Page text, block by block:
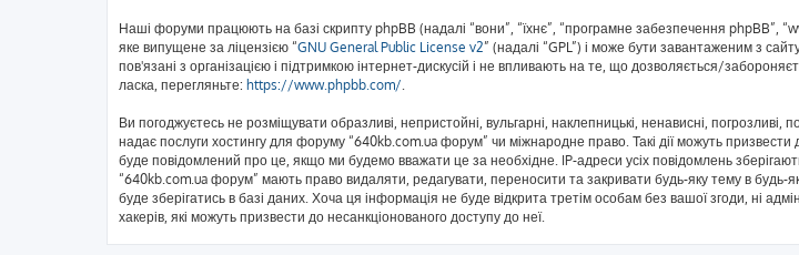
Наші форуми працюють на базі скрипту phpBB (надалі “вони”, “їхнє”, “програмне забезпечення phpBB”,
яке випущене за ліцензією “GNU General Public License v2” (надалі “GPL”) і може бути завантаженим з
пов'язані з організацією і підтримкою інтернет-дискусій і не впливають на те, що дозволяється/
ласка, перегляньте: https://www.phpbb.com/
Ви погоджуєтесь не розміщувати образливі, непристойні, вульгарні, наклепницькі, ненависні, погрозливі,
надає послуги хостингу для форуму “640kb.com.ua форум” чи міжнародне право. Такі дії можуть
буде повідомлений про це, якщо ми будемо вважати це за необхідне. IP-адреси усіх повідомлень
“640kb.com.ua форум” мають право видаляти, редагувати, переносити та закривати будь-яку тему в будь-
буде зберігатись в базі даних. Хоча ця інформація не буде відкрита третім особам без вашої згоди, ні
хакерів, які можуть призвести до несанкціонованого доступу до неї.